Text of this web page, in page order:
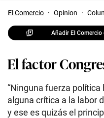
El Comercio · Opinion ·
Añadir El
El factor
“Ninguna fuerza
alguna crítica a la labor
y ese es quizás el